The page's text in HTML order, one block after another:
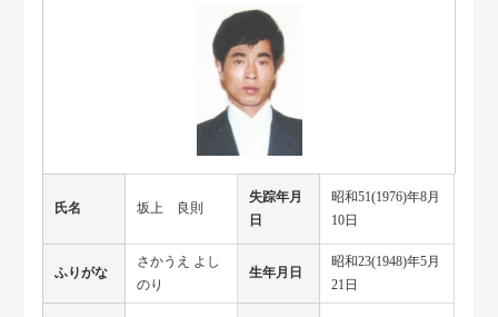
氏名 坂上 良則
失踪年月
日
昭和51(1976)年8月
10日
ふりがな
さかうえ よし
のり
生年月日
昭和23(1948)年5月
21日